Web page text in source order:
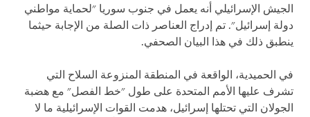
الجيش الإسرائيلي أنه يعمل في جنوب سوريا "لحماية مواطني
دولة إسرائيل". تم إدراج العناصر ذات الصلة من الإجابة حيثما
ينطبق ذلك في هذا البيان الصحفي.
في الحميدية، الواقعة في المنطقة المنزوعة السلاح التي
تشرف عليها الأمم المتحدة على طول "خط الفصل" مع هضبة
الجولان التي تحتلها إسرائيل، هدمت القوات الإسرائيلية ما لا